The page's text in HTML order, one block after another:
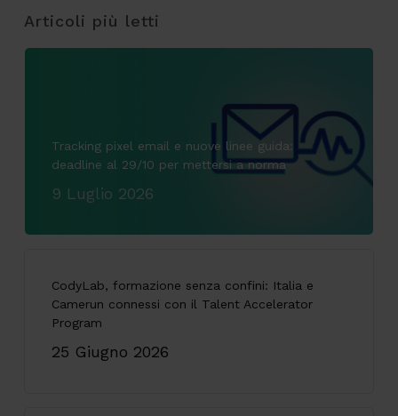
Articoli più letti
Tracking pixel email e nuove linee guida:
deadline al 29/10 per mettersi a norma
9 Luglio 2026
CodyLab, formazione senza confini: Italia e
Camerun connessi con il Talent Accelerator
Program
25 Giugno 2026